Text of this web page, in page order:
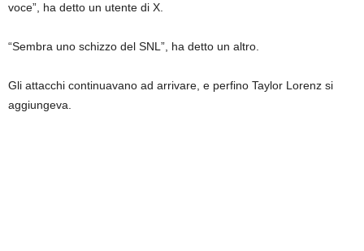
voce”, ha detto un utente di X.
“Sembra uno schizzo del SNL”, ha detto un altro.
Gli attacchi continuavano ad arrivare, e perfino Taylor Lorenz si
aggiungeva.